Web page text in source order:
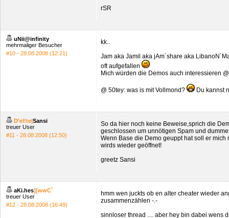
rSR
uNii@infinity
mehrmaliger Besucher
#10 - 28.08.2008 (12:21)
kk..
Jam aka Jamil aka jAm´share aka
oft aufgefallen
Mich würden die Demos auch interessieren
@ 50tey: was is mit Vollmond? Du kannst
D'el!te|Sansi
treuer User
#11 - 28.08.2008 (12:50)
So da hier noch keine Beweise,sprich die
geschlossen um unnötigen Spam und
Wenn Base die Demo geuppt hat soll er
wirds wieder geöffnet!
greetz Sansi
aKi.hes][wwC`
treuer User
#12 - 28.08.2008 (16:49)
hmm wen juckts ob en alter cheater wieder
zusammenzählen -.-
sinnloser thread .... aber hey bin dabei wens